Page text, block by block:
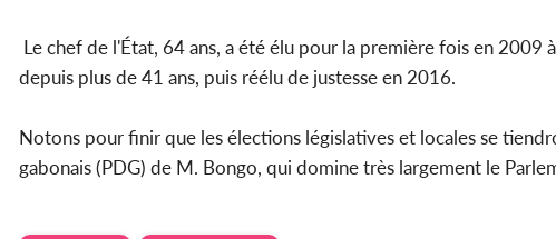
Le chef de l'État, 64 ans, a été élu pour la première fois en
depuis plus de 41 ans, puis réélu de justesse en 2016.
Notons pour finir que les élections législatives et locales se
gabonais (PDG) de M. Bongo, qui domine très largement le